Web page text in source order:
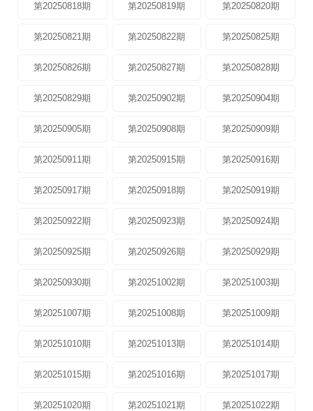
第20250818期 第20250819期 第20250820期
第20250821期 第20250822期 第20250825期
第20250826期 第20250827期 第20250828期
第20250829期 第20250902期 第20250904期
第20250905期 第20250908期 第20250909期
第20250911期 第20250915期 第20250916期
第20250917期 第20250918期 第20250919期
第20250922期 第20250923期 第20250924期
第20250925期 第20250926期 第20250929期
第20250930期 第20251002期 第20251003期
第20251007期 第20251008期 第20251009期
第20251010期 第20251013期 第20251014期
第20251015期 第20251016期 第20251017期
第20251020期 第20251021期 第20251022期